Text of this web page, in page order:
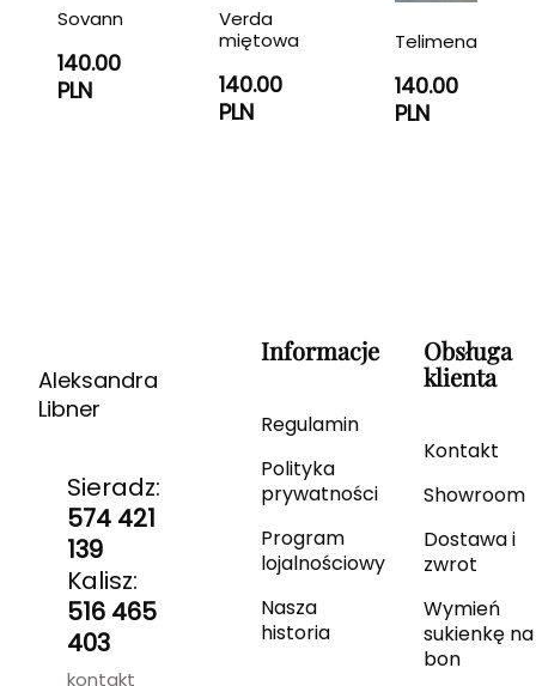
Sovann
140.00
PLN
Verda
miętowa
140.00
PLN
Telimena
140.00
PLN
Aleksandra
Libner
Sieradz:
574 421
139
Kalisz:
516 465
403
kontakt
Informacje
Regulamin
Polityka
prywatności
Program
lojalnościowy
Nasza
historia
Obsługa
klienta
Kontakt
Showroom
Dostawa i
zwrot
Wymień
sukienkę na
bon